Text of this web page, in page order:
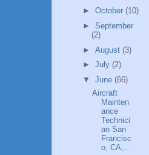
► October (10)
► September
(2)
► August (3)
► July (2)
▼ June (66)
Aircraft
Mainten
ance
Technici
an San
Francisc
o, CA,...